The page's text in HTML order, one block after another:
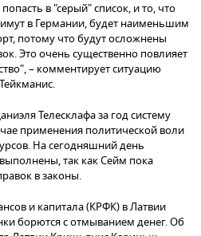
в "серый" список, и то, что
в Германии, будет наименьшим
потому что будут осложнены
Это очень существенно повлияет
– комментирует ситуацию
Телесклафа за год систему
применения политической воли
На сегодняшний день
так как Сейм пока
в законы.
и капитала (КРФК) в Латвии
борются с отмыванием денег. Об